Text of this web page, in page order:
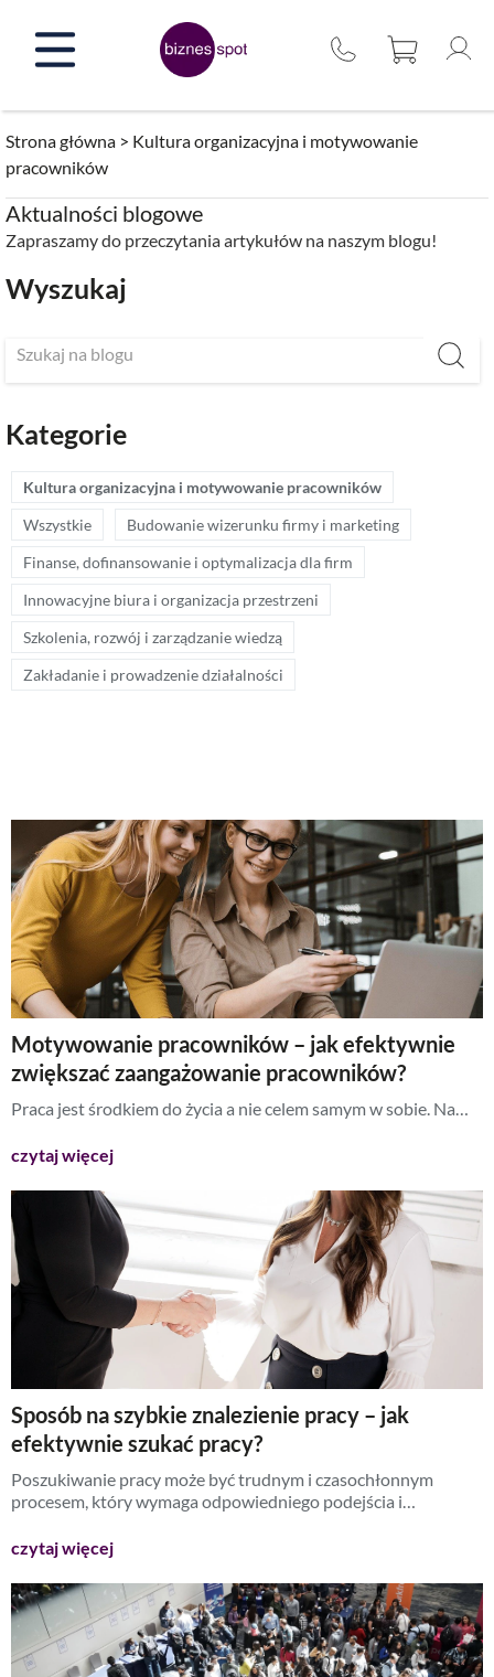
treści
Strona główna > Kultura organizacyjna i motywowanie
pracowników
Aktualności blogowe
Zapraszamy do przeczytania artykułów na naszym blogu!
Kategorie
Wszystkie
Budowanie wizerunku firmy i marketing
Finanse, dofinansowanie i optymalizacja dla firm
Innowacyjne biura i organizacja przestrzeni
Kultura organizacyjna i motywowanie pracowników
Szkolenia, rozwój i zarządzanie wiedzą
Zakładanie i prowadzenie działalności
Wyszukaj
Motywowanie pracowników – jak efektywnie
zwiększać zaangażowanie pracowników?
Praca jest środkiem do życia a nie celem samym w sobie. Na…
czytaj więcej
Sposób na szybkie znalezienie pracy – jak
efektywnie szukać pracy?
Poszukiwanie pracy może być trudnym i czasochłonnym
procesem, który wymaga odpowiedniego podejścia i…
czytaj więcej